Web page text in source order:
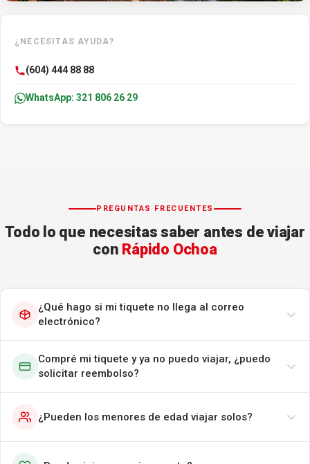
¿NECESITAS AYUDA?
(604) 444 88 88
WhatsApp: 321 806 26 29
PREGUNTAS FRECUENTES
Todo lo que necesitas saber antes de viajar
con Rápido Ochoa
¿Qué hago si mi tiquete no llega al correo
electrónico?
Compré mi tiquete y ya no puedo viajar, ¿puedo
solicitar reembolso?
¿Pueden los menores de edad viajar solos?